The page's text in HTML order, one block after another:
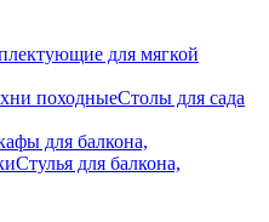
для мягкой
походныеСтолы для сада
для балкона,
Стулья для балкона,